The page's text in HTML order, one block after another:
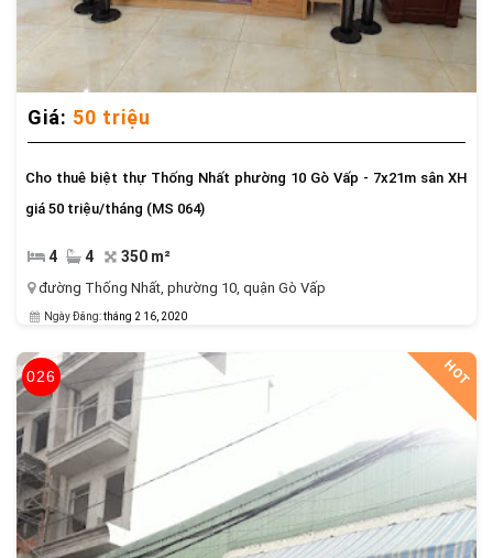
Giới Thiệu
Nhà Bán Gò Vấp
Tin tức, tư vấn
Tiện ích
Liên hệ
Giá: 50 triệu
Cho thuê biệt thự Thống Nhất phường 10 Gò Vấp - 7x21m sân XH
giá 50 triệu/tháng (MS 064)
4 4 350 m²
đường Thống Nhất phường 10 quận Gò Vấp
Ngày Đăng:tháng 2 16, 2020
026 HOT